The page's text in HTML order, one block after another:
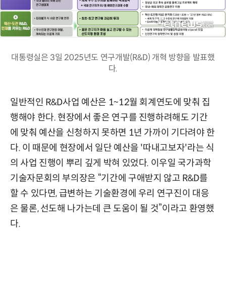
대통령실은 3일 2025년도 연구개발(R&D) 개혁 방향을 발표했
다.
일반적인 R&D사업 예산은 1~12월 회계연도에 맞춰 집
행해야 한다. 현장에서 좋은 연구를 진행하려해도 기간
에 맞춰 예산을 신청하지 못하면 1년 가까이 기다려야 한
다. 이 때문에 현장에서 일단 예산을 '따내고보자'라는 식
의 사업 진행이 뿌리 깊게 박혀 있었다. 이우일 국가과학
기술자문회의 부의장은 “기간에 구애받지 않고 R&D를
할 수 있다면, 급변하는 기술환경에 우리 연구진이 대응
은 물론, 선도해 나가는데 큰 도움이 될 것”이라고 환영했
다.